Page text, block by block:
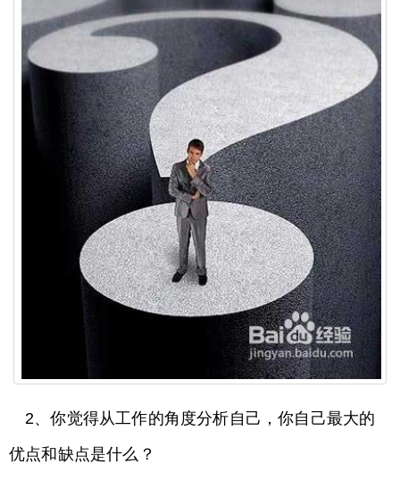
2、你觉得从工作的角度分析自己，你自己最大的
优点和缺点是什么？